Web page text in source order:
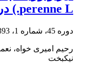
perenne L.) در شرایط شوری
دوره 45، شماره 1، 1393، صفحه
رحیم امیری خواه،
نیکبخت